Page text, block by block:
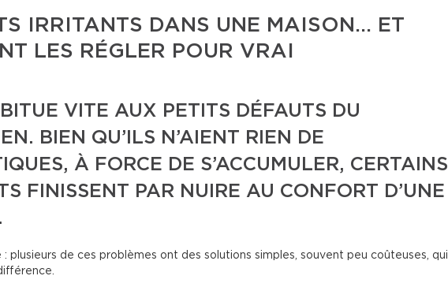
IRRITANTS DANS UNE MAISON… ET
LES RÉGLER POUR VRAI
VITE AUX PETITS DÉFAUTS DU
BIEN QU’ILS N’AIENT RIEN DE
À FORCE DE S’ACCUMULER, CERTAINS
FINISSENT PAR NUIRE AU CONFORT D’UNE
: plusieurs de ces problèmes ont des solutions simples, souvent peu coûteuses, qui